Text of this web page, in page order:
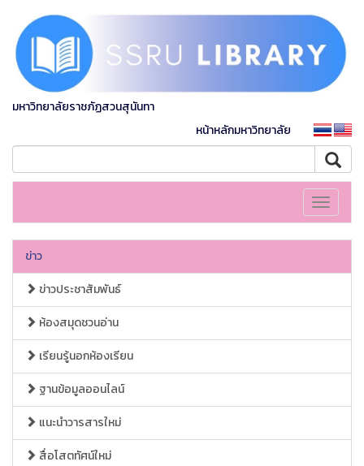
มหาวิทยาลัยราชภัฏสวนสุนันทา
หน้าหลักมหาวิทยาลัย
Toggle
ข่าว
ข่าวประชาสัมพันธ์
ห้องสมุดชวนอ่าน
เรียนรู้นอกห้องเรียน
ฐานข้อมูลออนไลน์
แนะนำวารสารใหม่
สื่อโสตทัศน์ใหม่